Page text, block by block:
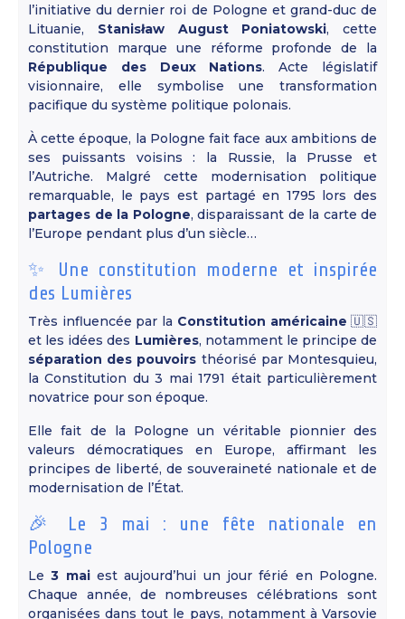
l’initiative du dernier roi de Pologne et grand-duc de
Lituanie, Stanisław August Poniatowski, cette
constitution marque une réforme profonde de la
République des Deux Nations. Acte législatif
visionnaire, elle symbolise une transformation
pacifique du système politique polonais.
À cette époque, la Pologne fait face aux ambitions de
ses puissants voisins : la Russie, la Prusse et
l’Autriche. Malgré cette modernisation politique
remarquable, le pays est partagé en 1795 lors des
partages de la Pologne, disparaissant de la carte de
l’Europe pendant plus d’un siècle…
✨ Une constitution moderne et inspirée
des Lumières
Très influencée par la Constitution américaine 🇺🇸
et les idées des Lumières, notamment le principe de
séparation des pouvoirs théorisé par Montesquieu,
la Constitution du 3 mai 1791 était particulièrement
novatrice pour son époque.
Elle fait de la Pologne un véritable pionnier des
valeurs démocratiques en Europe, affirmant les
principes de liberté, de souveraineté nationale et de
modernisation de l’État.
🎉 Le 3 mai : une fête nationale en
Pologne
Le3 maiest aujourd’hui un jour férié en Pologne.
Chaque année, de nombreuses célébrations sont
organisées dans tout le pays, notamment à Varsovie